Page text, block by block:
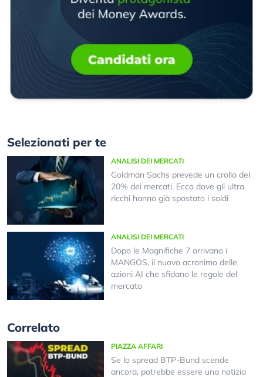
Selezionati per te
ANALISI DEI MERCATI
Goldman Sachs prevede un crollo del
20% dei mercati. Ecco dove gli ultra
ricchi hanno già spostato i soldi
ANALISI DEI MERCATI
Dopo le Magnifiche 7 arrivano i
MANGOS, il nuovo acronimo delle
azioni AI che sfidano le regole del
mercato
Correlato
PIAZZA AFFARI
Se lo spread BTP-Bund scende
ancora, potrebbe essere una notizia